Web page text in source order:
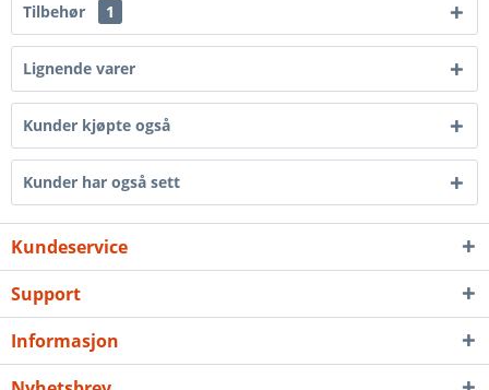
Tilbehør 1
Lignende varer
Kunder kjøpte også
Kunder har også sett
Kundeservice
Support
Informasjon